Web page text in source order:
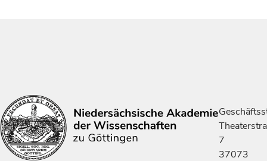
7
37073